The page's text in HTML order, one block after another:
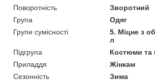
Поворотність
Зворотний
Група
Одяг
Групи сумісності
5. Міцне з
л
Підгрупа
Костюми та
Приладдя
Жінкам
Сезонність
Зима